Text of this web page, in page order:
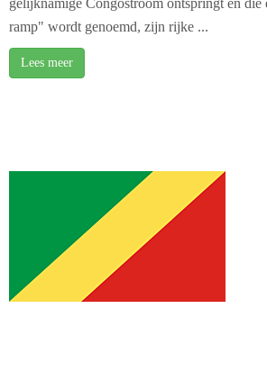
gelijknamige Congostroom ontspringt en die
ramp" wordt genoemd, zijn rijke ...
Lees meer